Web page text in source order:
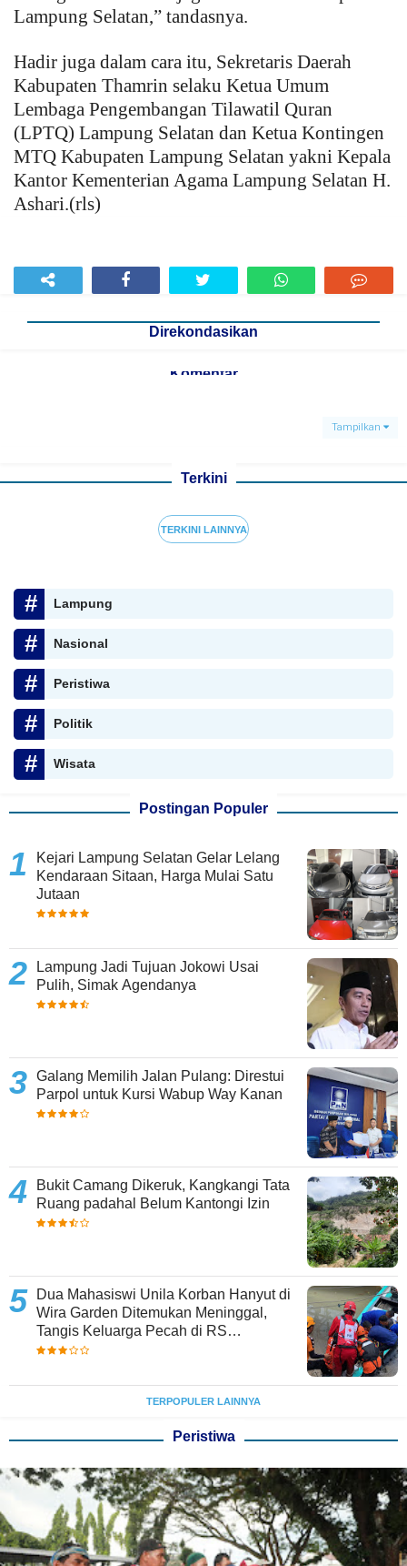
Lampung Selatan,” tandasnya.
Hadir juga dalam cara itu, Sekretaris Daerah
Kabupaten Thamrin selaku Ketua Umum
Lembaga Pengembangan Tilawatil Quran
(LPTQ) Lampung Selatan dan Ketua Kontingen
MTQ Kabupaten Lampung Selatan yakni Kepala
Kantor Kementerian Agama Lampung Selatan H.
Ashari.(rls)
Direkondasikan
Komentar
Tampilkan
Terkini
TERKINI LAINNYA
Lampung
Nasional
Peristiwa
Politik
Wisata
Postingan Populer
Kejari Lampung Selatan Gelar Lelang
Kendaraan Sitaan, Harga Mulai Satu
Jutaan
Lampung Jadi Tujuan Jokowi Usai
Pulih, Simak Agendanya
Galang Memilih Jalan Pulang: Direstui
Parpol untuk Kursi Wabup Way Kanan
Bukit Camang Dikeruk, Kangkangi Tata
Ruang padahal Belum Kantongi Izin
Dua Mahasiswi Unila Korban Hanyut di
Wira Garden Ditemukan Meninggal,
Tangis Keluarga Pecah di RS
Bhayangkara
TERPOPULER LAINNYA
Peristiwa